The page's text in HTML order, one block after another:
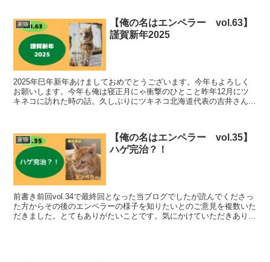
家猫
【俺の名はエンペラー vol.63】
謹賀新年2025
2025年巳年新年あけましておめでとうございます。今年もよろしく
お願いします。今年も俺は寝正月にゃ衝撃のひとこと昨年12月にツ
キネコに訪れた時の話。久しぶりにツキネコ北海道代表の吉井さんに
家猫
【俺の名はエンペラー vol.35】
ハゲ完治？！
前書き前回vol.34で最終回となった当ブログでしたが読んでくださっ
た方からその後のエンペラーの様子を知りたいとのご意見を複数いた
だきました。とてもありがたいことです。気にかけていただきありが